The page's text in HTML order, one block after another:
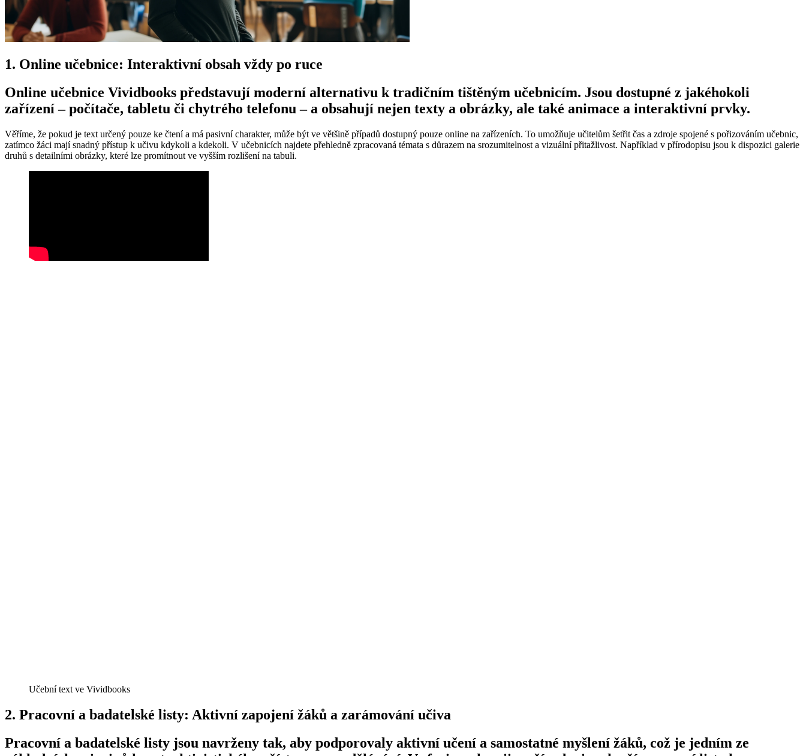
1. Online učebnice: Interaktivní obsah vždy po ruce
Online učebnice Vividbooks představují moderní alternativu k tradičním tištěným učebnicím. Jsou dostupné z jakéhokoli
zařízení – počítače, tabletu či chytrého telefonu – a obsahují nejen texty a obrázky, ale také animace a interaktivní prvky.
Věříme, že pokud je text určený pouze ke čtení a má pasivní charakter, může být ve většině případů dostupný pouze online na zařízeních. To umožňuje učitelům šetřit čas a zdroje spojené s pořizováním učebnic,
zatímco žáci mají snadný přístup k učivu kdykoli a kdekoli. V učebnicích najdete přehledně zpracovaná témata s důrazem na srozumitelnost a vizuální přitažlivost. Například v přírodopisu jsou k dispozici galerie
druhů s detailními obrázky, které lze promítnout ve vyšším rozlišení na tabuli.
Učební text ve Vividbooks
2. Pracovní a badatelské listy: Aktivní zapojení žáků a zarámování učiva
Pracovní a badatelské listy jsou navrženy tak, aby podporovaly aktivní učení a samostatné myšlení žáků, což je jedním ze